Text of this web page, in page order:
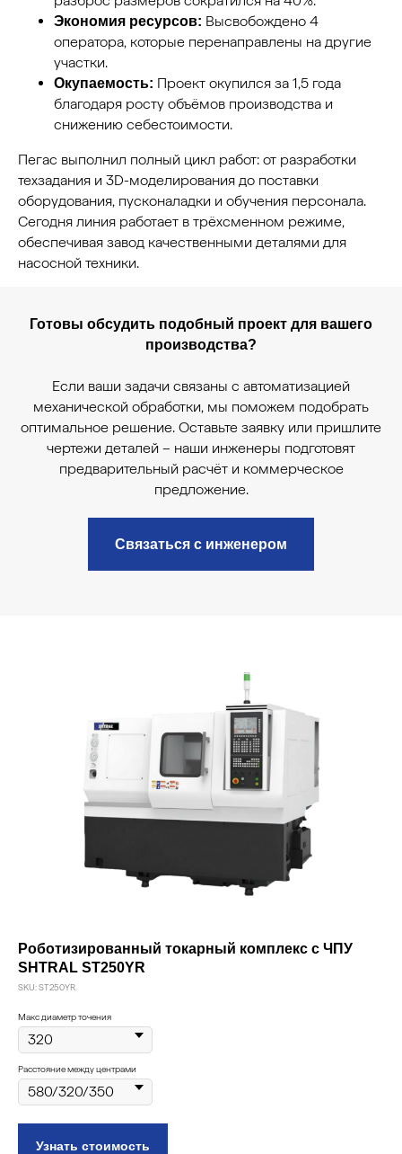
Экономия ресурсов: Высвобождено 4
оператора, которые перенаправлены на другие
участки.
Окупаемость: Проект окупился за 1,5 года
благодаря росту объёмов производства и
снижению себестоимости.
Пегас выполнил полный цикл работ: от разработки
техзадания и 3D-моделирования до поставки
оборудования, пусконаладки и обучения персонала.
Сегодня линия работает в трёхсменном режиме,
обеспечивая завод качественными деталями для
насосной техники.
Готовы обсудить подобный проект для вашего
производства?
Если ваши задачи связаны с автоматизацией
механической обработки, мы поможем подобрать
оптимальное решение. Оставьте заявку или пришлите
чертежи деталей – наши инженеры подготовят
предварительный расчёт и коммерческое
предложение.
Связаться с инженером
Роботизированный токарный комплекс с ЧПУ
SHTRAL ST250YR
SKU:ST250YR
Макс диаметр точения
Расстояние между центрами
Узнать стоимость